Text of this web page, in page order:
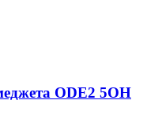
ODE2 5OH